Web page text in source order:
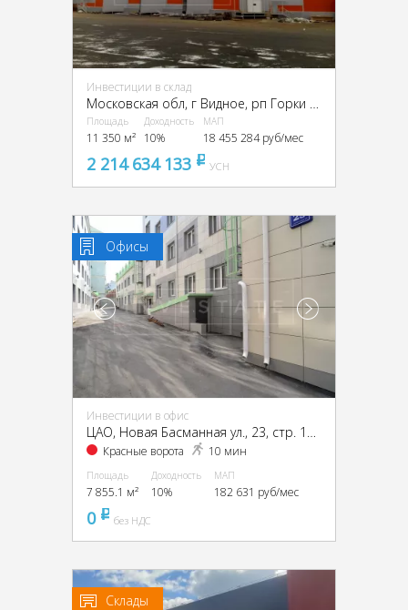
Инвестиции в склад
Площадь
11 350 м²
Доходность
10%
МАП
18 455 284 руб/мес
2 214 634 133 pуб
УСН
Офисы
Инвестиции в офис
ЦАО, Новая Басманная ул., 23, стр. 1А, 1Б, 2, 4
Красные ворота 10 мин
Площадь
7 855.1 м²
Доходность
10%
МАП
182 631 руб/мес
0 pуббез НДС
Склады